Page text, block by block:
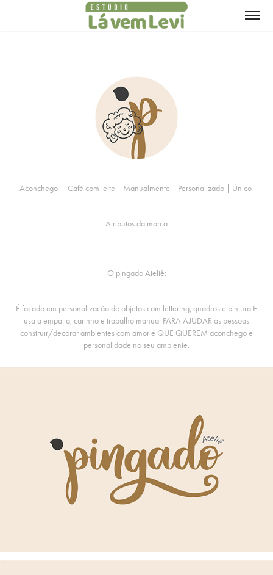
Aconchego | Café com leite | Manualmente | Personalizado | Único
Atributos da marca
O pingado Ateliê:
É focado em personalização de objetos com lettering, quadros e pintura E
usa a empatia, carinho e trabalho manual PARA AJUDAR as pessoas
construir/decorar ambientes com amor e QUE QUEREM aconchego e
personalidade no seu ambiente.​​​​​​​